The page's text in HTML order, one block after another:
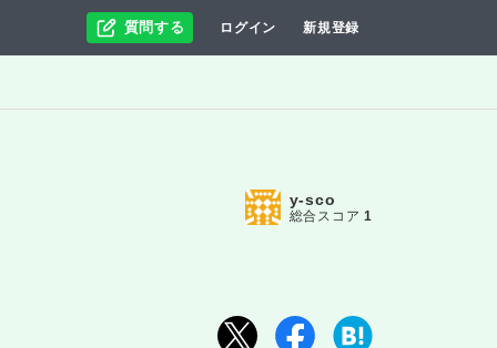
質問する ログイン 新規登録
y-sco
総合スコア 1